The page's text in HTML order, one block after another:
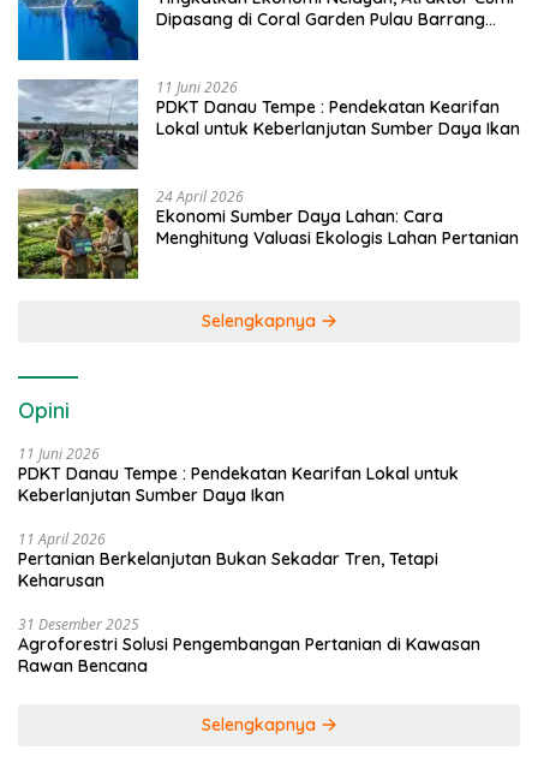
Dipasang di Coral Garden Pulau Barrang
11 Juni 2026
PDKT Danau Tempe : Pendekatan Kearifan
Lokal untuk Keberlanjutan Sumber Daya Ikan
24 April 2026
Ekonomi Sumber Daya Lahan: Cara
Menghitung Valuasi Ekologis Lahan Pertanian
Selengkapnya
Opini
11 Juni 2026
PDKT Danau Tempe : Pendekatan Kearifan Lokal untuk
Keberlanjutan Sumber Daya Ikan
11 April 2026
Pertanian Berkelanjutan Bukan Sekadar Tren, Tetapi
Keharusan
31 Desember 2025
Agroforestri Solusi Pengembangan Pertanian di Kawasan
Rawan Bencana
Selengkapnya